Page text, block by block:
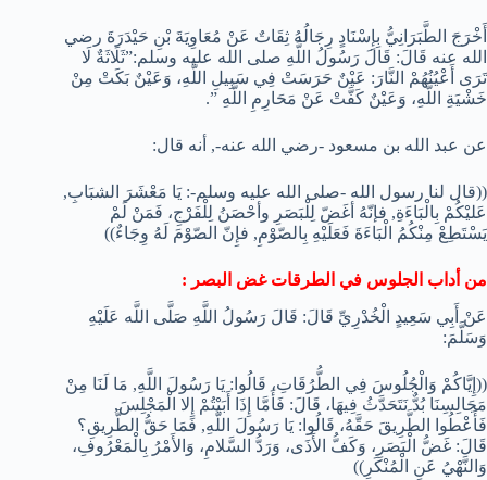
أَخْرَجَ الطَّبَرَانِيُّ بِإِسْنَادٍ رِجَالُهُ ثِقَاتٌ عَنْ مُعَاوِيَةَ بْنِ حَيْدَرَةَ رضي
الله عنه قَالَ‏:‏ قَالَ رَسُولُ اللَّهِ صلى الله عليه وسلم:”‏ثَلَاثَةٌ لَا
تَرَى أَعْيُنُهُمْ النَّارَ‏:‏ عَيْنٌ حَرَسَتْ فِي سَبِيلِ اللَّهِ، وَعَيْنٌ بَكَتْ مِنْ
خَشْيَةِ اللَّهِ، وَعَيْنٌ كَفَّتْ عَنْ مَحَارِمِ اللَّهِ ‏”.
عن عبد الله بن مسعود -رضي الله عنه-, أنه قال:
((قال لنا رسول الله -صلى الله عليه وسلم-: يَا مَعْشَرَ الشبَابِ,
عَليْكُمْ بِالْبَاءَةِ, فإنّهُ أغَضّ لِلْبَصَرِ وأحْصَنُ لِلْفَرْجِ، فَمَنْ لَمْ
يَسْتَطِعْ مِنْكُمُ الْبَاءَةَ فَعَلَيْهِ بِالصّوْمِ, فإِنّ الصّوْمَ لَهُ وِجَاءٌ))
من أداب الجلوس في الطرقات غض البصر :
عَنْ أَبِي سَعِيدٍ الْخُدْرِيِّ قَالَ: قَالَ رَسُولُ اللَّهِ صَلَّى اللَّه عَلَيْهِ
وَسَلَّمَ:
((إِيَّاكُمْ وَالْجُلُوسَ فِي الطُّرُقَاتِ، قَالُوا: يَا رَسُولَ اللَّهِ, مَا لَنَا مِنْ
مَجَالِسِنَا بُدٌّ نَتَحَدَّثُ فِيهَا، قَالَ: فَأَمَّا إِذَا أَبَيْتُمْ إِلا الْمَجْلِسَ,
فَأَعْطُوا الطَّرِيقَ حَقَّهُ، قَالُوا: يَا رَسُولَ اللَّهِ, فَمَا حَقُّ الطَّرِيقِ؟
قَالَ: غَضُّ الْبَصَرِ، وَكَفُّ الأَذَى، وَرَدُّ السَّلامِ، وَالأَمْرُ بِالْمَعْرُوفِ،
وَالنَّهْيُ عَنِ الْمُنْكَرِ))